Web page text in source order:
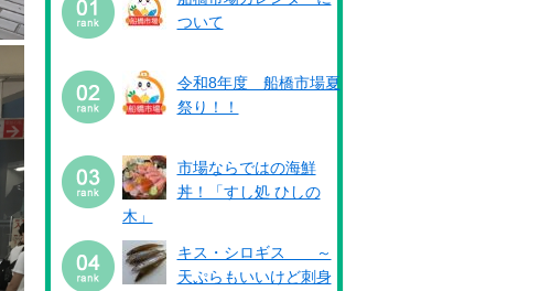
ついて
令和8年度 船橋市場夏
祭り！！
市場ならではの海鮮
丼！「すし処 ひしの
木」
キス・シロギス ～
天ぷらもいいけど刺身